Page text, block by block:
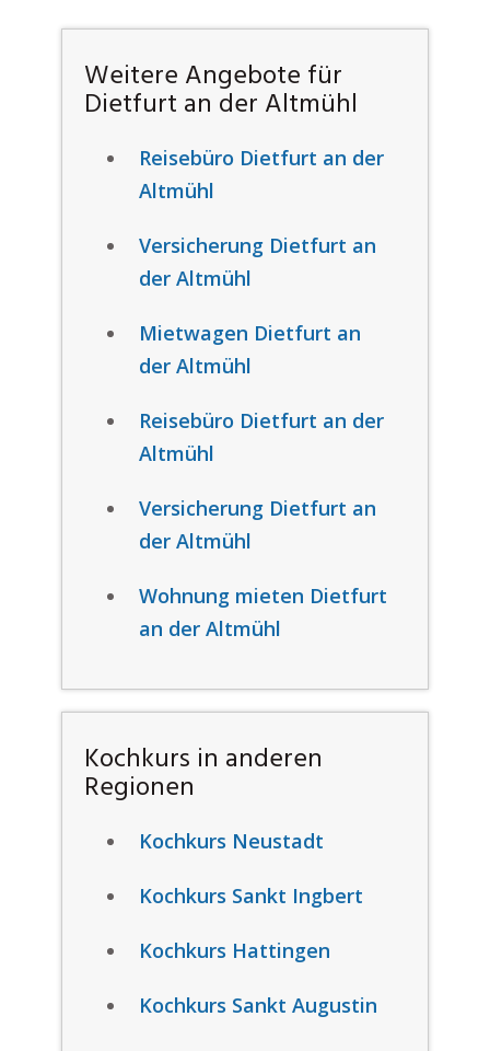
Weitere Angebote für
Dietfurt an der Altmühl
Reisebüro Dietfurt an der
Altmühl
Versicherung Dietfurt an
der Altmühl
Mietwagen Dietfurt an
der Altmühl
Reisebüro Dietfurt an der
Altmühl
Versicherung Dietfurt an
der Altmühl
Wohnung mieten Dietfurt
an der Altmühl
Kochkurs in anderen
Regionen
Kochkurs Neustadt
Kochkurs Sankt Ingbert
Kochkurs Hattingen
Kochkurs Sankt Augustin